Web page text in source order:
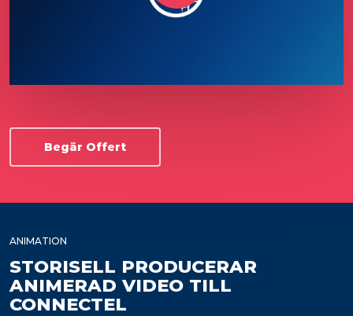
Begär Offert
ANIMATION
STORISELL PRODUCERAR
ANIMERAD VIDEO TILL
CONNECTEL